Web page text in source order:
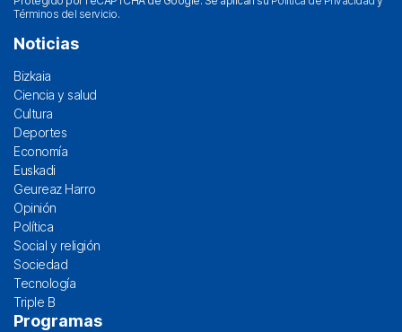
Términos del servicio.
Noticias
Bizkaia
Ciencia y salud
Cultura
Deportes
Economía
Euskadi
Geureaz Harro
Opinión
Política
Social y religión
Sociedad
Tecnología
Triple B
Programas